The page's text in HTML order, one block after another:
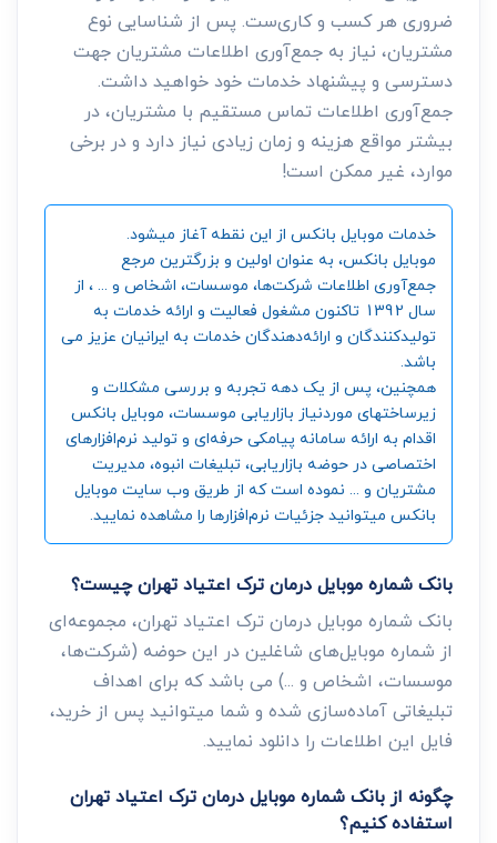
ضروری هر کسب و کاری‌ست. پس از شناسایی نوع
مشتریان، نیاز به جمع‌آوری اطلاعات مشتریان جهت
دسترسی و پیشنهاد خدمات خود خواهید داشت.
جمع‌آوری اطلاعات تماس مستقیم با مشتریان، در
بیشتر مواقع هزینه و زمان زیادی نیاز دارد و در برخی
موارد، غیر ممکن است!
خدمات موبایل بانکس از این نقطه آغاز میشود.
موبایل بانکس، به عنوان اولین و بزرگترین مرجع
جمع‌آوری اطلاعات شرکت‌ها، موسسات، اشخاص و ... ، از
سال 1392 تاکنون مشغول فعالیت و ارائه خدمات به
تولیدکنندگان و ارائه‌دهندگان خدمات به ایرانیان عزیز می
باشد.
همچنین، پس از یک دهه تجربه و بررسی مشکلات و
زیرساختهای موردنیاز بازاریابی موسسات، موبایل بانکس
اقدام به ارائه سامانه‌ پیامکی حرفه‌ای و تولید نرم‌افزارهای
اختصاصی در حوضه بازاریابی، تبلیغات انبوه، مدیریت
مشتریان و ... نموده است که از طریق وب سایت موبایل
بانکس میتوانید جزئیات نرم‌افزارها را مشاهده نمایید.
بانک شماره موبایل درمان ترک اعتیاد تهران چیست؟
بانک شماره موبایل درمان ترک اعتیاد تهران، مجموعه‌ای
از شماره موبایل‌های شاغلین در این حوضه (شرکت‌ها،
موسسات، اشخاص و ...) می باشد که برای اهداف
تبلیغاتی آماده‌سازی شده و شما میتوانید پس از خرید،
فایل این اطلاعات را دانلود نمایید.
چگونه از بانک شماره موبایل درمان ترک اعتیاد تهران
استفاده کنیم؟